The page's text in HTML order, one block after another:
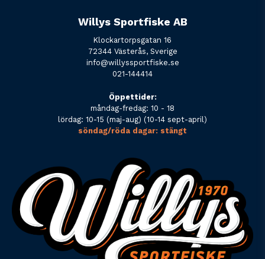
Willys Sportfiske AB
Klockartorpsgatan 16
72344 Västerås, Sverige
info@willyssportfiske.se
021-144414
Öppettider:
måndag-fredag: 10 - 18
lördag: 10-15 (maj-aug) (10-14 sept-april)
söndag/röda dagar: stängt